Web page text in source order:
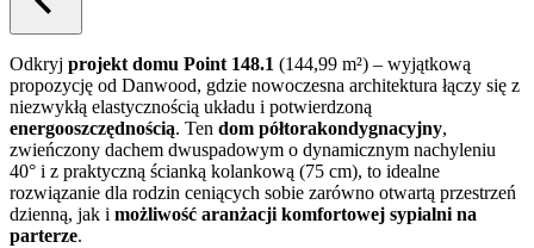
Odkryj projekt domu Point 148.1 (144,99 m²) – wyjątkową
propozycję od Danwood, gdzie nowoczesna architektura łączy się z
niezwykłą elastycznością układu i potwierdzoną
energooszczędnością. Ten dom półtorakondygnacyjny,
zwieńczony dachem dwuspadowym o dynamicznym nachyleniu
40° i z praktyczną ścianką kolankową (75 cm), to idealne
rozwiązanie dla rodzin ceniących sobie zarówno otwartą przestrzeń
dzienną, jak i możliwość aranżacji komfortowej sypialni na
parterze.